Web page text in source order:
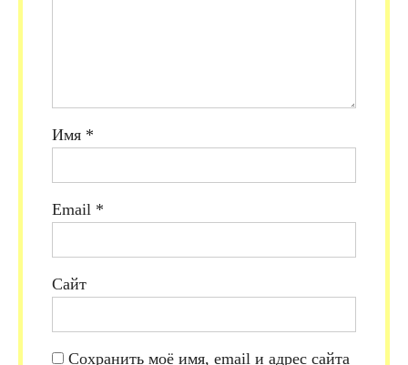
Имя *
Email *
Сайт
Сохранить моё имя, email и адрес сайта